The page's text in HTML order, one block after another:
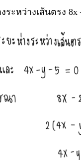
ระหว่างเส้นตรง 8x